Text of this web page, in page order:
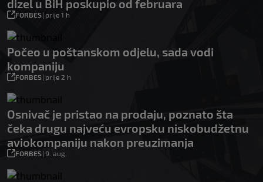
dizel u BiH poskupio od februara
FORBES| prije 1 h
Počeo u poštanskom odjelu, sada vodi
kompaniju
FORBES| prije 2 h
Osnivač je pristao na prodaju, poznato šta
čeka drugu najveću evropsku niskobudžetnu
aviokompaniju nakon preuzimanja
FORBES| 9. aug.